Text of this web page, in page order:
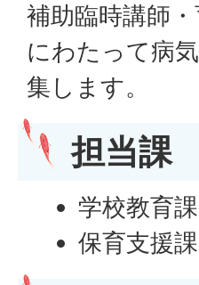
補助臨時講師
にわたって病
集します。
担当課
学校教育課
保育支援課